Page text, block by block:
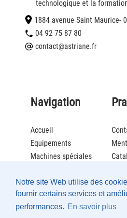
Notre site Web utilise des
fournir certains services et
performances. En savoir plus
technologique et la
1884 avenue Saint Maurice-
04 92 75 87 80
contact@astriane.fr
Navigation
Accueil
Equipements
Machines spéciales
Société
Recrutement
Partenaires